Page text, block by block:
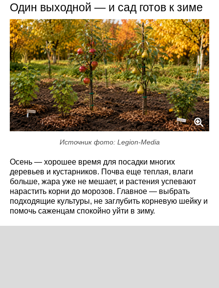
Один выходной — и сад готов к зиме
Источник фото: Legion-Media
Осень — хорошее время для посадки многих
деревьев и кустарников. Почва еще теплая, влаги
больше, жара уже не мешает, и растения успевают
нарастить корни до морозов. Главное — выбрать
подходящие культуры, не заглубить корневую шейку и
помочь саженцам спокойно уйти в зиму.